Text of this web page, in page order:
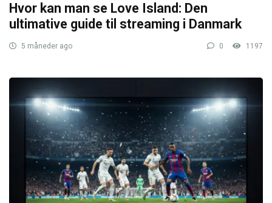
Hvor kan man se Love Island: Den
ultimative guide til streaming i Danmark
5 måneder ago 0 1197